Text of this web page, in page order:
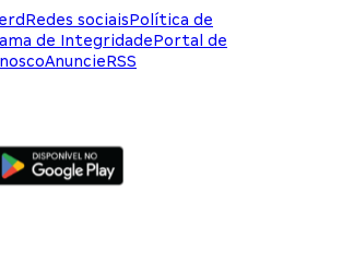
Redes sociaisPolítica de
de IntegridadePortal de
AnuncieRSS